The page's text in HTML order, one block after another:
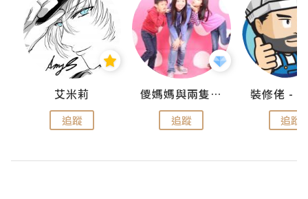
艾米莉
追蹤
儍媽媽與兩隻小魔怪之家
追蹤 追蹤